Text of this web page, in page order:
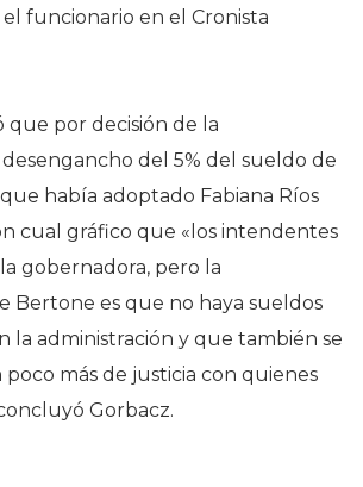
el funcionario en el Cronista
que por decisión de la
del 5% del sueldo de
había adoptado Fabiana Ríos
cual gráfico que «los intendentes
gobernadora, pero la
Bertone es que no haya sueldos
la administración y que también se
más de justicia con quienes
Gorbacz.